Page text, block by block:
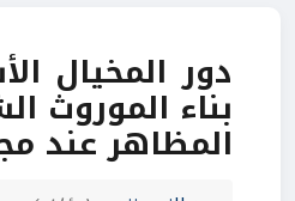
دور المخيال
بناء الموروث
المظاهر عند